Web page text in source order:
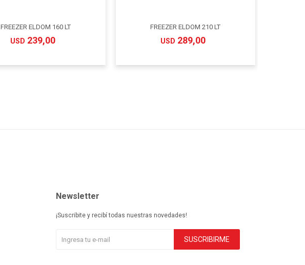
FREEZER ELDOM 160 LT
USD 239,00
FREEZER ELDOM 210 LT
USD 289,00
Newsletter
¡Suscribite y recibí todas nuestras novedades!
SUSCRIBIRME